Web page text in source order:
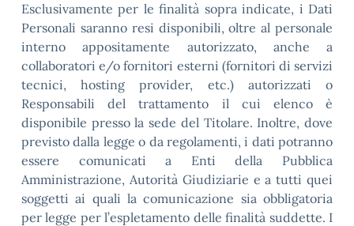
Esclusivamente per le finalità sopra indicate, i Dati
Personali saranno resi disponibili, oltre al personale
interno appositamente autorizzato, anche a
collaboratori e/o fornitori esterni (fornitori di servizi
tecnici, hosting provider, etc.) autorizzati o
Responsabili del trattamento il cui elenco è
disponibile presso la sede del Titolare. Inoltre, dove
previsto dalla legge o da regolamenti, i dati potranno
essere comunicati a Enti della Pubblica
Amministrazione, Autorità Giudiziarie e a tutti quei
soggetti ai quali la comunicazione sia obbligatoria
per legge per l’espletamento delle finalità suddette. I